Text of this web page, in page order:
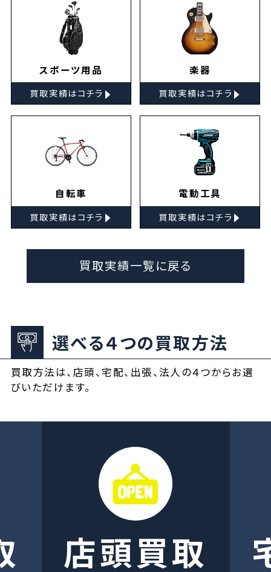
スポーツ用品
買取実績はコチラ ▸
楽器
買取実績はコチラ ▸
自転車
買取実績はコチラ ▸
電動工具
買取実績はコチラ ▸
買取実績一覧に戻る
選べる４つの買取方法
買取方法は、店頭、宅配、出張、法人の４つからお選
びいただけます。
店頭買取